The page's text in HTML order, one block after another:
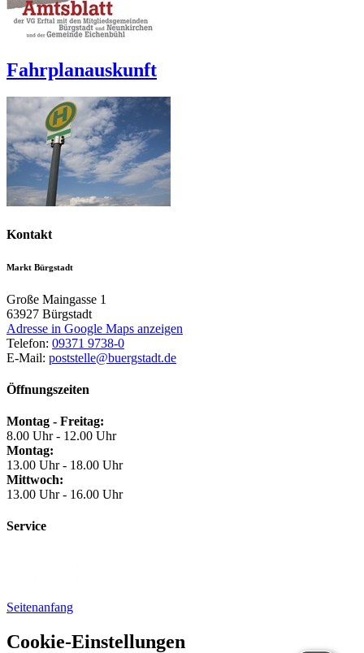
Fahrplanauskunft
Kontakt
Markt Bürgstadt
Große Maingasse 1
63927 Bürgstadt
Adresse in Google Maps anzeigen
Telefon: 09371 9738-0
E-Mail: poststelle@buergstadt.de
Öffnungszeiten
Montag - Freitag:
8.00 Uhr - 12.00 Uhr
Montag:
13.00 Uhr - 18.00 Uhr
Mittwoch:
13.00 Uhr - 16.00 Uhr
Service
Seitenanfang
Cookie-Einstellungen